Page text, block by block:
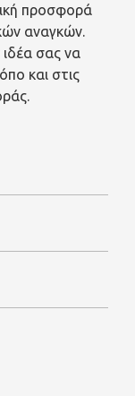
προσφορά
αναγκών.
ιδέα σας να
και στις